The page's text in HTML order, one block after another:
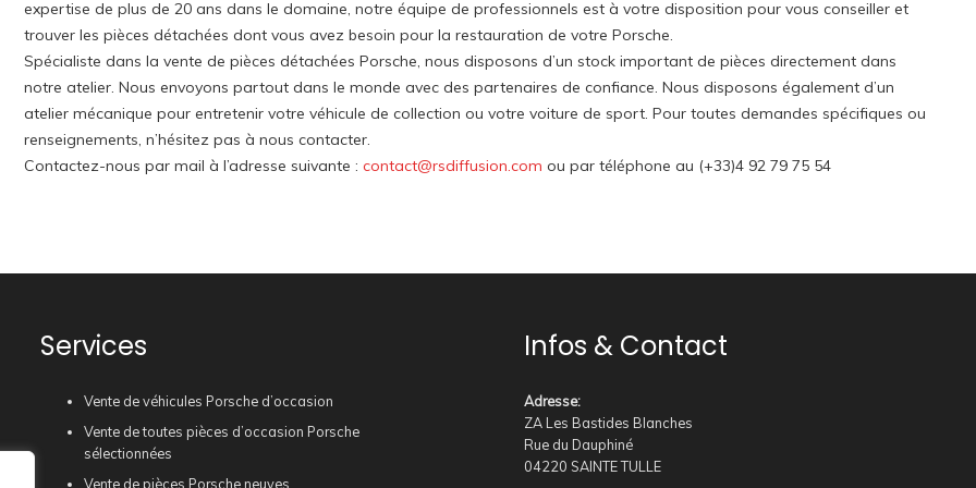
expertise de plus de 20 ans dans le domaine, notre équipe de professionnels est à votre disposition pour vous conseiller et
trouver les pièces détachées dont vous avez besoin pour la restauration de votre Porsche.
Spécialiste dans la vente de pièces détachées Porsche, nous disposons d’un stock important de pièces directement dans
notre atelier. Nous envoyons partout dans le monde avec des partenaires de confiance. Nous disposons également d’un
atelier mécanique pour entretenir votre véhicule de collection ou votre voiture de sport. Pour toutes demandes spécifiques ou
renseignements, n’hésitez pas à nous contacter.
Contactez-nous par mail à l’adresse suivante : contact@rsdiffusion.com ou par téléphone au (+33)4 92 79 75 54
Services
Vente de véhicules Porsche d’occasion
Vente de toutes pièces d’occasion Porsche
sélectionnées
Vente de pièces Porsche neuves
Infos & Contact
Adresse:
ZA Les Bastides Blanches
Rue du Dauphiné
04220 SAINTE TULLE